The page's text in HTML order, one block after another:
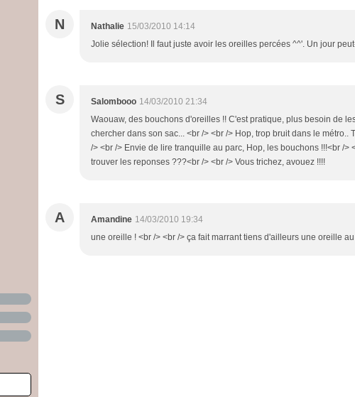
N Nathalie 15/03/2010 14:14
Jolie sélection! Il faut juste avoir les oreilles percées ^^'. Un jour
S Salombooo 14/03/2010 21:34
Waouaw, des bouchons d'oreilles !! C'est pratique, plus besoin de
chercher dans son sac... <br /> <br /> Hop, trop bruit dans le métro..
/> <br /> Envie de lire tranquille au parc, Hop, les bouchons !!!<br />
trouver les reponses ???<br /> <br /> Vous trichez, avouez !!!!
A Amandine 14/03/2010 19:34
une oreille ! <br /> <br /> ça fait marrant tiens d'ailleurs une oreille